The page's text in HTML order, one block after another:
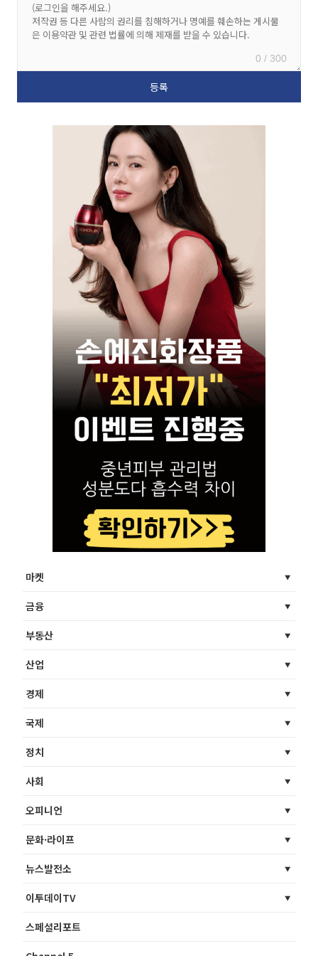
0 / 300
마켓
금융
부동산
산업
경제
국제
정치
사회
오피니언
문화·라이프
뉴스발전소
이투데이TV
스페셜리포트